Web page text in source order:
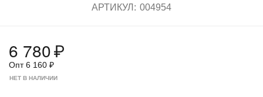
АРТИКУЛ: 004954
6 780₽
Опт6 160 ₽
НЕТ В НАЛИЧИИ